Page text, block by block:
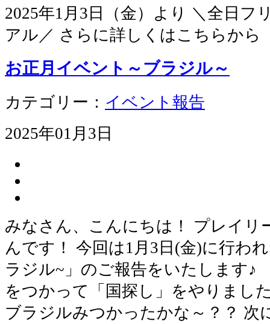
2025年1月3日（金）より ＼全日フ
アル／ さらに詳しくはこちらから
お正月イベント～ブラジル～
カテゴリー： イベント報告
2025年01月3日
みなさん、こんにちは！ プレイリ
んです！ 今回は1月3日(金)に行わ
ラジル~」のご報告をいたします♪
をつかって「国探し」をやりまし
ブラジルみつかったかな～？？ 次